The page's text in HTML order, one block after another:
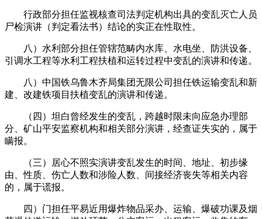
行政部分担任监视核查司法判定机构出具的变乱灭亡人员
尸检演讲（判定看法书）结论的实正在性取性。
八）水利部分担任管辖范畴内水库、水电坐、防洪设备、
引调水工程等水利工程扶植和运转过程中变乱的演讲和传递。
八）中国铁乌鲁木齐局集团无限公司担任铁运输变乱和新
建、改建铁项目扶植变乱的演讲和传递。
（四）坦白曾经发生的变乱，跨越时限未向应急办理部
分、矿山平安监察机构和相关部分演讲，经查证失实的，属于
瞒报。
（三）居心不照实演讲变乱发生的时间、地址、初步缘
由、性质、伤亡人数和涉险人数、间接经济丧失等相关内容
的，属于谎报。
四）门担任平易近用爆炸物品采办、运输、爆破功课及烟